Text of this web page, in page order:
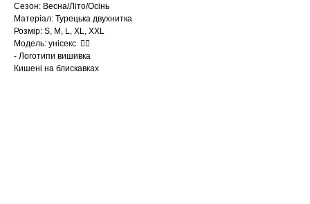
Сезон: Весна/Літо/Осінь
Матеріал: Турецька двухнитка
Розмір: S, M, L, XL, XXL
Модель: унісекс ☝🏻
- Логотипи вишивка
Кишені на блискавках